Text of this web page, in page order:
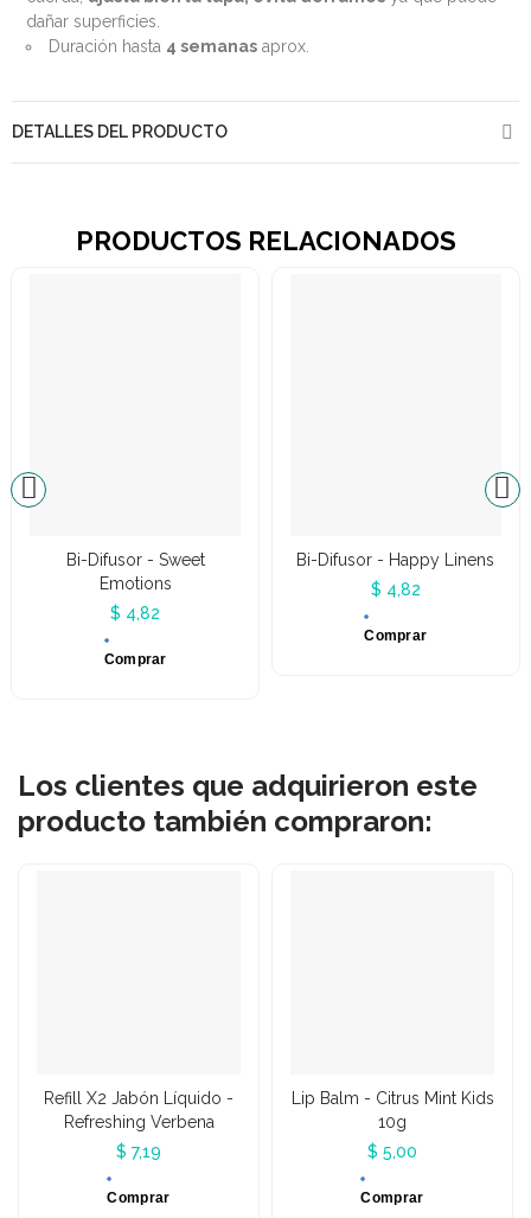
dañar superficies.
Duración hasta 4 semanas aprox.
DETALLES DEL PRODUCTO
PRODUCTOS RELACIONADOS
Bi-Difusor - Sweet
Emotions
$ 4,82
Comprar
Bi-Difusor - Happy Linens
$ 4,82
Comprar
Los clientes que adquirieron este
producto también compraron:
Refill X2 Jabón Líquido -
Refreshing Verbena
$ 7,19
Comprar
Lip Balm - Citrus Mint Kids
10g
$ 5,00
Comprar